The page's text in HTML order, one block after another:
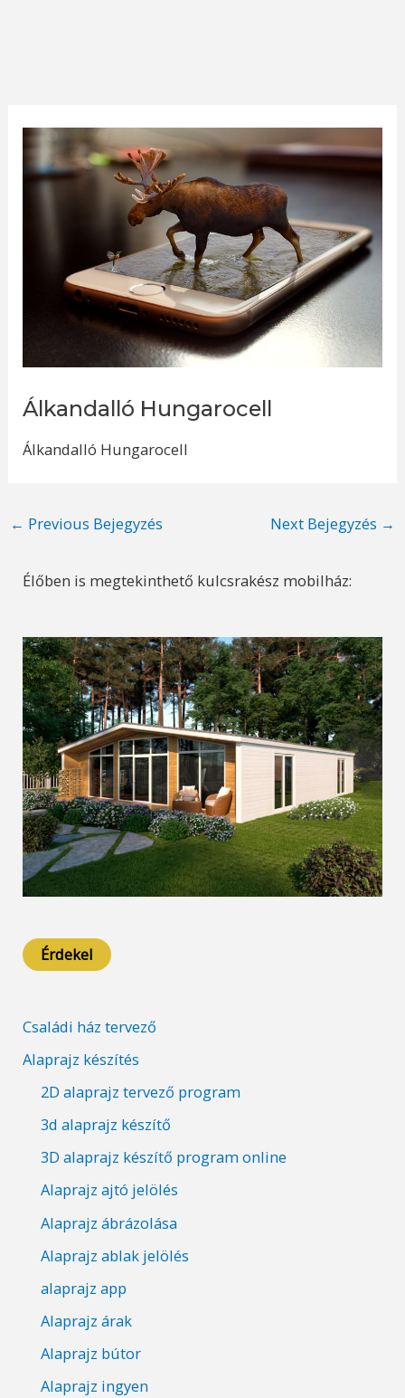
Álkandalló Hungarocell
Álkandalló Hungarocell
Post
← Previous Bejegyzés Next Bejegyzés →
Élőben is megtekinthető kulcsrakész mobilház:
Érdekel
Családi ház tervező
Alaprajz készítés
2D alaprajz tervező program
3d alaprajz készítő
3D alaprajz készítő program online
Alaprajz ajtó jelölés
Alaprajz ábrázolása
Alaprajz ablak jelölés
alaprajz app
Alaprajz árak
Alaprajz bútor
Alaprajz ingyen